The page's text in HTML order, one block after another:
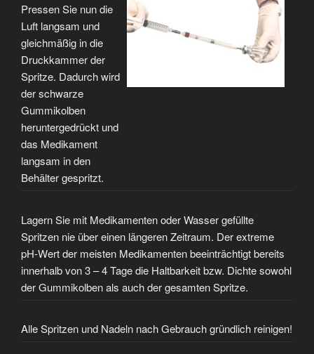
Pressen Sie nun die
Luft langsam und
gleichmäßig in die
Druckkammer der
Spritze. Dadurch wird
der schwarze
Gummikolben
heruntergedrückt und
das Medikament
langsam in den
Behälter gespritzt.
Lagern Sie mit Medikamenten oder Wasser gefüllte
Spritzen nie über einen längeren Zeitraum. Der extreme
pH-Wert der meisten Medikamenten beeinträchtigt bereits
innerhalb von 3 – 4 Tage die Haltbarkeit bzw. Dichte sowohl
der Gummikolben als auch der gesamten Spritze.
Alle Spritzen und Nadeln nach Gebrauch gründlich reinigen!